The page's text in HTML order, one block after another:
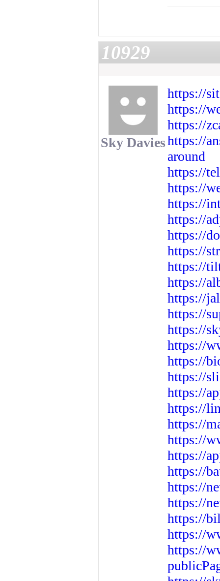
10929
Sky Davies
https://
https://
https://
https://
around
https://
https://
https://
https://
https://
https://
https://
https://
https://
https://
https://
https://
https://
https://
https://
https://
https://
https://
https://
https://
https://
https://
https://
https://
https://